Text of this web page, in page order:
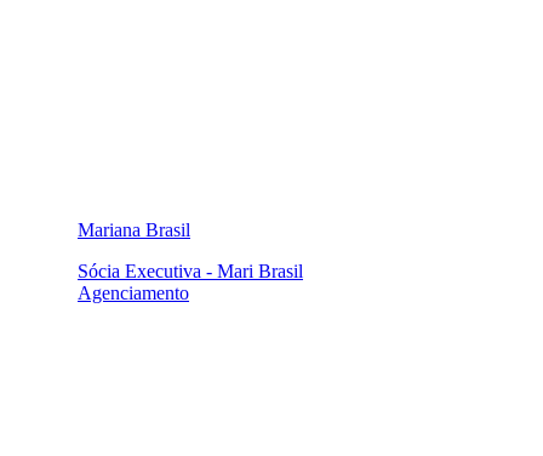
Mariana Brasil
Sócia Executiva - Mari Brasil
Agenciamento